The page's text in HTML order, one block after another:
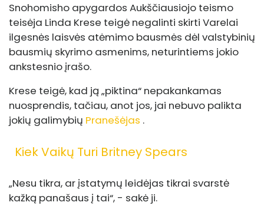
Snohomisho apygardos Aukščiausiojo teismo
teisėja Linda Krese teigė negalinti skirti Varelai
ilgesnės laisvės atėmimo bausmės dėl valstybinių
bausmių skyrimo asmenims, neturintiems jokio
ankstesnio įrašo.
Krese teigė, kad ją „piktina“ nepakankamas
nuosprendis, tačiau, anot jos, jai nebuvo palikta
jokių galimybių Pranešėjas .
Kiek Vaikų Turi Britney Spears
„Nesu tikra, ar įstatymų leidėjas tikrai svarstė
kažką panašaus į tai“, - sakė ji.